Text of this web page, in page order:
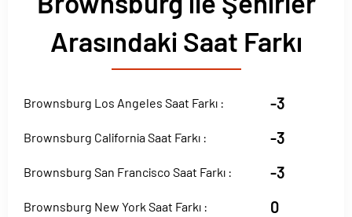
Arasındaki Saat Farkı
Brownsburg Los Angeles Saat Farkı : -3
Brownsburg California Saat Farkı : -3
Brownsburg San Francisco Saat Farkı : -3
Brownsburg New York Saat Farkı : 0